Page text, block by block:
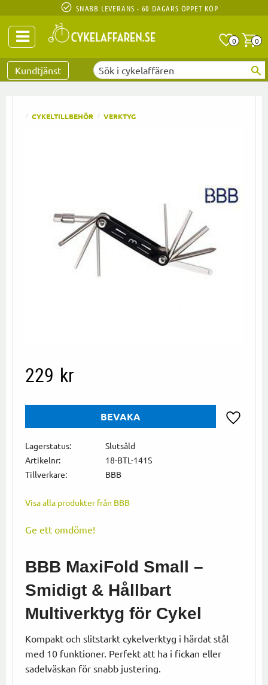
SNABB LEVERANS - 60 DAGARS ÖPPET KÖP
0 0
Kundtjänst
CYKELTILLBEHÖR VERKTYG
229 kr
BEVAKA
Lagerstatus
Slutsåld
Artikelnr
18-BTL-141S
Tillverkare
BBB
Visa alla produkter från BBB
Ge ett omdöme!
BBB MaxiFold Small –
Smidigt & Hållbart
Multiverktyg för Cykel
Kompakt och slitstarkt cykelverktyg i härdat stål
med 10 funktioner. Perfekt att ha i fickan eller
sadelväskan för snabb justering.